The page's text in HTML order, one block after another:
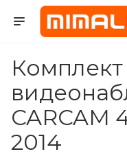
Комплект
CARCAM
2014